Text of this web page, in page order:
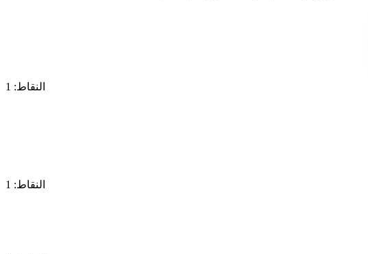
النقاط: 1
النقاط: 1